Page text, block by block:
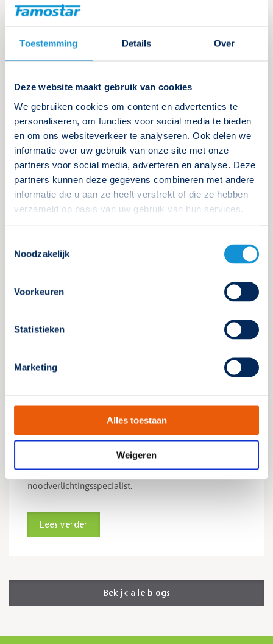
Toestemming Details Over
Deze website maakt gebruik van cookies
We gebruiken cookies om content en advertenties te
personaliseren, om functies voor social media te bieden
en om ons websiteverkeer te analyseren. Ook delen we
informatie over uw gebruik van onze site met onze
partners voor social media, adverteren en analyse. Deze
partners kunnen deze gegevens combineren met andere
informatie die u aan ze heeft verstrekt of die ze hebben
verzameld op basis van uw gebruik van hun services.
Noodzakelijk
Voorkeuren
Statistieken
Marketing
Alles toestaan
Weigeren
Noodverlichting kerstrebus
Doe mee aan onze kerstactie en maak kans op een
Lees verder
Nieuwe driedaagse
noodverlichtingscursus
10 oktober 2024
Nu bij het Kenniscentrum Noodverlichting: De
driedaagse noodverlichtingscursus. Wordt een échte
noodverlichtingsspecialist.
Lees verder
Bekijk alle blogs